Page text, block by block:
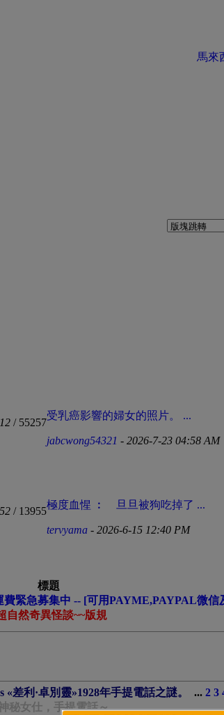
馬來
/ 55257
受乳癌影響的婦女的照片。 ...
jabcwong54321 - 2026-7-23 04:58 AM
/ 13955
極度血惺 ︰ 旦旦被狗吃掉了 ...
tervyama - 2026-6-15 12:40 PM
標題
緊急募集中 -- [可用PAYME,PAYPAL微信
自然奇異怪談~~版規
差利·卓別靈»1928年手提電話之謎。 ... 2 3
秘女仕，手提電話～